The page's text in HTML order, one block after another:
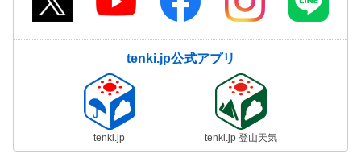
tenki.jp公式アプリ
tenki.jp tenki.jp 登山天気